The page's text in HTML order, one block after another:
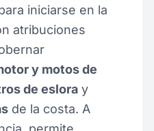
iniciarse en la
atribuciones
y motos de
de eslora y
de la costa. A